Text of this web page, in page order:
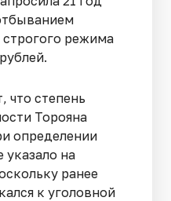
строгого режима
что степень
Торояна
определении
указало на
ранее
к уголовной